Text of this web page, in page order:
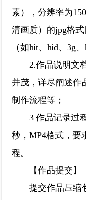
素），分辨率为
清画质）的jpg格
（如hit、hid、3g、
2.作品说明文档
并茂，详尽阐述作
制作流程等；
3.作品记录过程
秒，MP4格式，要
程。
【作品提交】
提交作品压缩包